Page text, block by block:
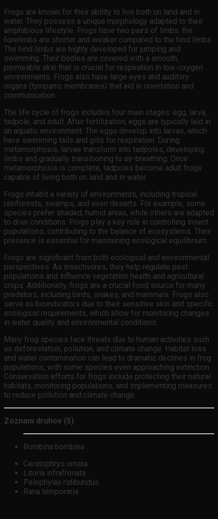
Frogs are known for their ability to live both on land and in
water. They possess a unique morphology adapted to their
amphibious lifestyle. Frogs have two pairs of limbs: the
forelimbs are shorter and weaker compared to the hind limbs.
The hind limbs are highly developed for jumping and
swimming. Their bodies are covered with a smooth,
permeable skin that is crucial for respiration in low-oxygen
environments. Frogs also have large eyes and auditory
organs (tympanic membranes) that aid in orientation and
communication.
The life cycle of frogs includes four main stages: egg, larva,
tadpole, and adult. After fertilization, eggs are typically laid in
an aquatic environment. The eggs develop into larvae, which
have swimming tails and gills for respiration. During
metamorphosis, larvae transform into tadpoles, developing
limbs and gradually transitioning to air-breathing. Once
metamorphosis is complete, tadpoles become adult frogs
capable of living both on land and in water.
Frogs inhabit a variety of environments, including tropical
rainforests, swamps, and even deserts. For example, some
species prefer shaded, humid areas, while others are adapted
to drier conditions. Frogs play a key role in controlling insect
populations, contributing to the balance of ecosystems. Their
presence is essential for maintaining ecological equilibrium.
Frogs are significant from both ecological and environmental
perspectives. As insectivores, they help regulate pest
populations and influence vegetation health and agricultural
crops. Additionally, frogs are a crucial food source for many
predators, including birds, snakes, and mammals. Frogs also
serve as bioindicators due to their sensitive skin and specific
ecological requirements, which allow for monitoring changes
in water quality and environmental conditions.
Many frog species face threats due to human activities such
as deforestation, pollution, and climate change. Habitat loss
and water contamination can lead to dramatic declines in frog
populations, with some species even approaching extinction.
Conservation efforts for frogs include protecting their natural
habitats, monitoring populations, and implementing measures
to reduce pollution and climate change.
Zoznam druhov (5)
Bombina bombina
Ceratophrys ornata
Litoria infrafrenata
Pelophylax ridibundus
Rana temporaria